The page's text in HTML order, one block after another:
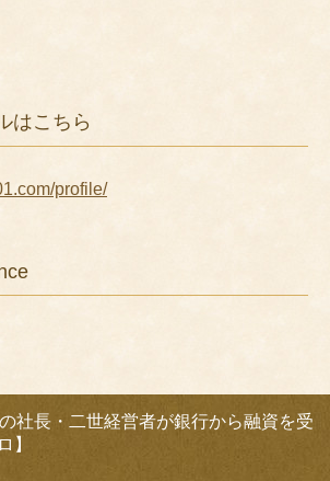
はこちら
profile/
社長・二世経営者が銀行から融資を受
】